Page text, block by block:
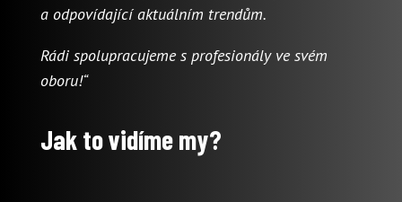
a odpovídající aktuálním trendům.
Rádi spolupracujeme s profesionály ve svém
oboru!“
Jak to vidíme my?